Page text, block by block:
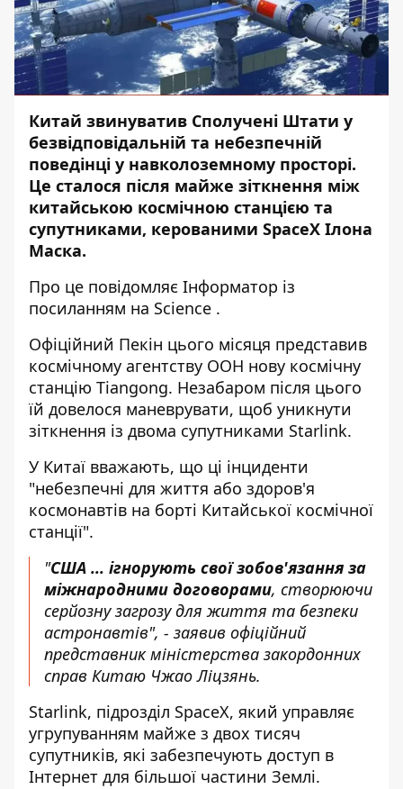
Китай звинуватив Сполучені Штати у
безвідповідальній та небезпечній
поведінці у навколоземному просторі.
Це сталося після майже зіткнення між
китайською космічною станцією та
супутниками, керованими SpaceX Ілона
Маска.
Про це повідомляє Інформатор із
посиланням на Science .
Офіційний Пекін цього місяця представив
космічному агентству ООН нову космічну
станцію Tiangong. Незабаром після цього
їй довелося маневрувати, щоб уникнути
зіткнення із двома супутниками Starlink.
У Китаї вважають, що ці інциденти
"небезпечні для життя або здоров'я
космонавтів на борті Китайської космічної
станції".
"США ... ігнорують свої зобов'язання за
міжнародними договорами, створюючи
серйозну загрозу для життя та безпеки
астронавтів", - заявив офіційний
представник міністерства закордонних
справ Китаю Чжао Ліцзянь.
Starlink, підрозділ SpaceX, який управляє
угрупуванням майже з двох тисяч
супутників, які забезпечують доступ в
Інтернет для більшої частини Землі.